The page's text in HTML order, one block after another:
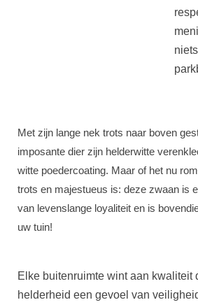
Met zijn lange nek trots naar boven
imposante dier zijn helderwitte
witte poedercoating. Maar of het nu
trots en majestueus is: deze zwaan is
van levenslange loyaliteit en is
uw tuin!
Elke buitenruimte wint aan kwaliteit
helderheid een gevoel van